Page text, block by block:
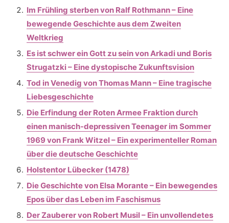
Im Frühling sterben von Ralf Rothmann – Eine
bewegende Geschichte aus dem Zweiten
Weltkrieg
Es ist schwer ein Gott zu sein von Arkadi und Boris
Strugatzki – Eine dystopische Zukunftsvision
Tod in Venedig von Thomas Mann – Eine tragische
Liebesgeschichte
Die Erfindung der Roten Armee Fraktion durch
einen manisch-depressiven Teenager im Sommer
1969 von Frank Witzel – Ein experimenteller Roman
über die deutsche Geschichte
Holstentor Lübecker (1478)
Die Geschichte von Elsa Morante – Ein bewegendes
Epos über das Leben im Faschismus
Der Zauberer von Robert Musil – Ein unvollendetes